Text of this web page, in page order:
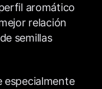
aromático
relación
semillas
especialmente